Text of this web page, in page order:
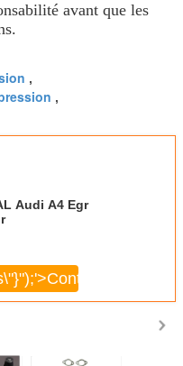
avant que les
,
,
Audi A4 Egr
Continuer